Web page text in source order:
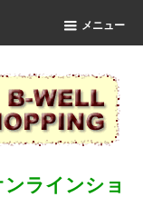
メニュー
ラインショ